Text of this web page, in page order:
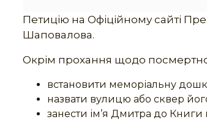
Петицію на Офіційному сайті
Шаповалова.
Окрім прохання щодо
встановити меморіальну
назвати вулицю або сквер
занести ім’я Дмитра до Книги